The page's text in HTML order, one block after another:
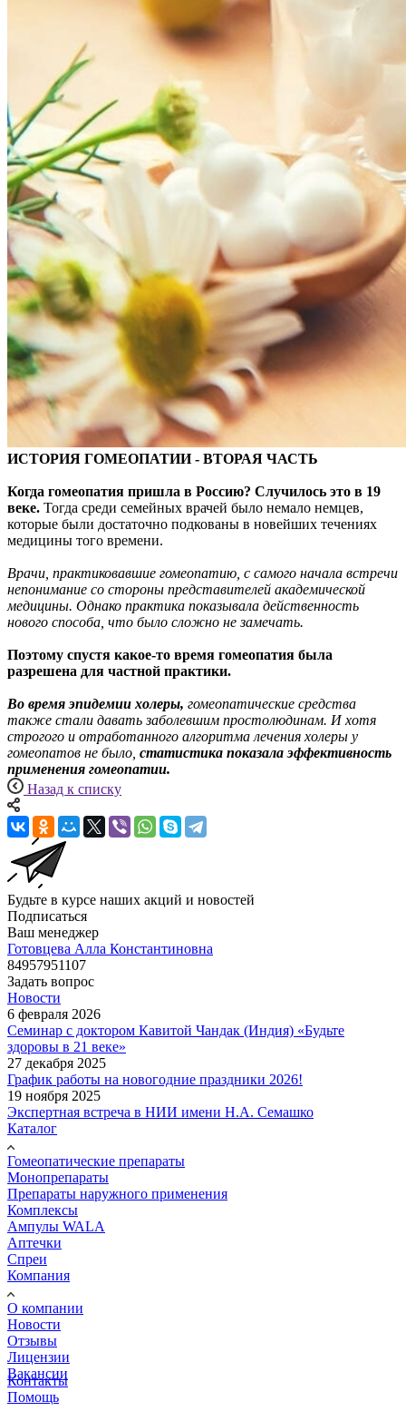
ИСТОРИЯ ГОМЕОПАТИИ - ВТОРАЯ ЧАСТЬ
Когда гомеопатия пришла в Россию? Случилось это в 19
веке. Тогда среди семейных врачей было немало немцев,
которые были достаточно подкованы в новейших течениях
медицины того времени.
Врачи, практиковавшие гомеопатию, с самого начала встречи
непонимание со стороны представителей академической
медицины. Однако практика показывала действенность
нового способа, что было сложно не замечать.
Поэтому спустя какое-то время гомеопатия была
разрешена для частной практики.
Во время эпидемии холеры, гомеопатические средства
также стали давать заболевшим простолюдинам. И хотя
строгого и отработанного алгоритма лечения холеры у
гомеопатов не было, статистика показала эффективность
применения гомеопатии.
Назад к списку
Будьте в курсе наших акций и новостей
Подписаться
Ваш менеджер
Готовцева Алла Константиновна
84957951107
Задать вопрос
Новости
6 февраля 2026
Семинар с доктором Кавитой Чандак (Индия) «Будьте
здоровы в 21 веке»
27 декабря 2025
График работы на новогодние праздники 2026!
19 ноября 2025
Экспертная встреча в НИИ имени Н.А. Семашко
Каталог
Гомеопатические препараты
Монопрепараты
Препараты наружного применения
Комплексы
Ампулы WALA
Аптечки
Спреи
Компания
О компании
Новости
Отзывы
Лицензии
Вакансии
Контакты
Помощь